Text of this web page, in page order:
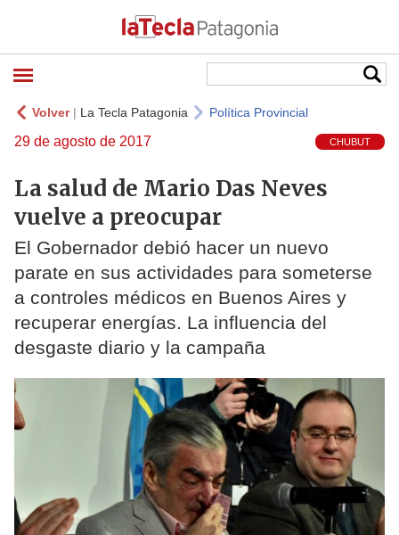
Volver| La Tecla Patagonia Política Provincial
29 de agosto de 2017 CHUBUT
La salud de Mario Das Neves
vuelve a preocupar
El Gobernador debió hacer un nuevo
parate en sus actividades para someterse
a controles médicos en Buenos Aires y
recuperar energías. La influencia del
desgaste diario y la campaña